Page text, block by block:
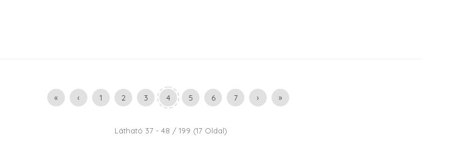
« ‹ 1 2 3 4 5 6 7 › »
Látható 37 - 48 / 199 (17 Oldal)